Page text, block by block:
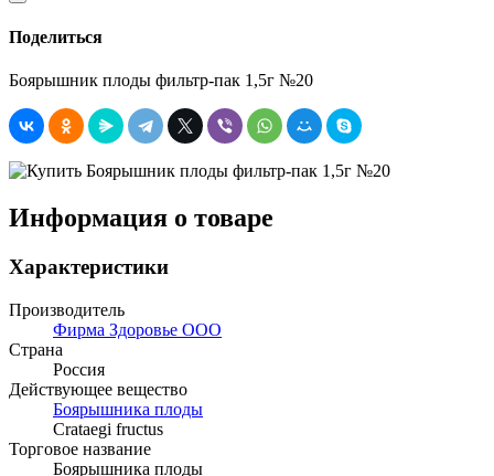
Поделиться
Боярышник плоды фильтр-пак 1,5г №20
Информация о товаре
Характеристики
Производитель
Фирма Здоровье ООО
Страна
Россия
Действующее вещество
Боярышника плоды
Crataegi fructus
Торговое название
Боярышника плоды